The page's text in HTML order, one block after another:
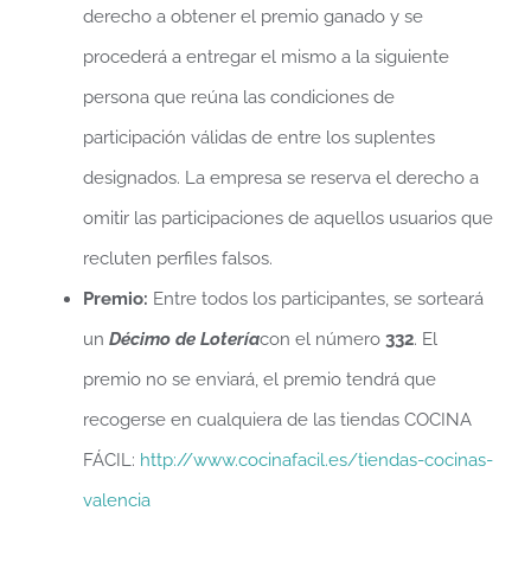
derecho a obtener el premio ganado y se
procederá a entregar el mismo a la siguiente
persona que reúna las condiciones de
participación válidas de entre los suplentes
designados. La empresa se reserva el derecho a
omitir las participaciones de aquellos usuarios que
recluten perfiles falsos.
Premio: Entre todos los participantes, se sorteará
un Décimo de Loteríacon el número 332. El
premio no se enviará, el premio tendrá que
recogerse en cualquiera de las tiendas COCINA
FÁCIL: http://www.cocinafacil.es/tiendas-cocinas-
valencia